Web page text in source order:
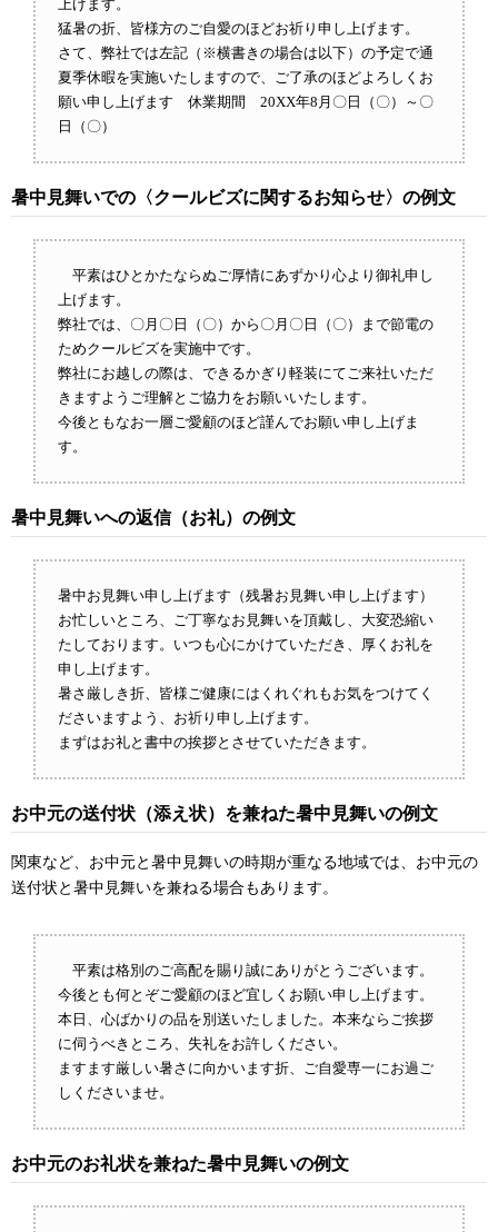
上げます。
猛暑の折、皆様方のご自愛のほどお祈り申し上げます。
さて、弊社では左記（※横書きの場合は以下）の予定で通
夏季休暇を実施いたしますので、ご了承のほどよろしくお
願い申し上げます 休業期間 20XX年8月〇日（〇）～〇
日（〇）
暑中見舞いでの〈クールビズに関するお知らせ〉の例文
平素はひとかたならぬご厚情にあずかり心より御礼申し
上げます。
弊社では、〇月〇日（〇）から〇月〇日（〇）まで節電の
ためクールビズを実施中です。
弊社にお越しの際は、できるかぎり軽装にてご来社いただ
きますようご理解とご協力をお願いいたします。
今後ともなお一層ご愛顧のほど謹んでお願い申し上げま
す。
暑中見舞いへの返信（お礼）の例文
暑中お見舞い申し上げます（残暑お見舞い申し上げます）
お忙しいところ、ご丁寧なお見舞いを頂戴し、大変恐縮い
たしております。いつも心にかけていただき、厚くお礼を
申し上げます。
暑さ厳しき折、皆様ご健康にはくれぐれもお気をつけてく
ださいますよう、お祈り申し上げます。
まずはお礼と書中の挨拶とさせていただきます。
お中元の送付状（添え状）を兼ねた暑中見舞いの例文
関東など、お中元と暑中見舞いの時期が重なる地域では、お中元の
送付状と暑中見舞いを兼ねる場合もあります。
平素は格別のご高配を賜り誠にありがとうございます。
今後とも何とぞご愛顧のほど宜しくお願い申し上げます。
本日、心ばかりの品を別送いたしました。本来ならご挨拶
に伺うべきところ、失礼をお許しください。
ますます厳しい暑さに向かいます折、ご自愛専一にお過ご
しくださいませ。
お中元のお礼状を兼ねた暑中見舞いの例文